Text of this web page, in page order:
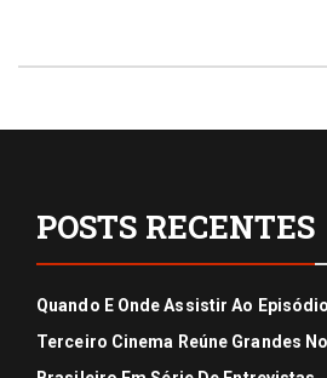
POSTS RECENTES
Quando E Onde Assistir Ao
Terceiro Cinema Reúne Grandes